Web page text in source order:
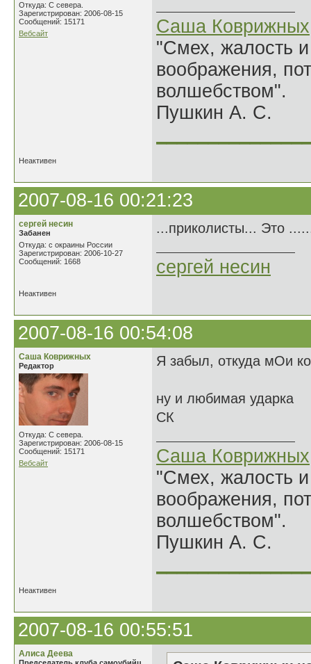
Откуда: С севера.
Зарегистрирован: 2006-08-15
Сообщений: 15171
Вебсайт
Саша Коврижных
"Смех, жалость
воображения,
волшебством".
Пушкин А. С.
Неактивен
2007-08-16 00:21:23
сергей несин
Забанен
Откуда: с окраины России
Зарегистрирован: 2006-10-27
Сообщений: 1668
...приколисты... Это
сергей несин
Неактивен
2007-08-16 00:54:08
Саша Коврижных
Редактор
Откуда: С севера.
Зарегистрирован: 2006-08-15
Сообщений: 15171
Вебсайт
Я забыл, откуда мОи
ну и любимая ударка
СК
Саша Коврижных
"Смех, жалость
воображения,
волшебством".
Пушкин А. С.
Неактивен
2007-08-16 00:55:51
Алиса Деева